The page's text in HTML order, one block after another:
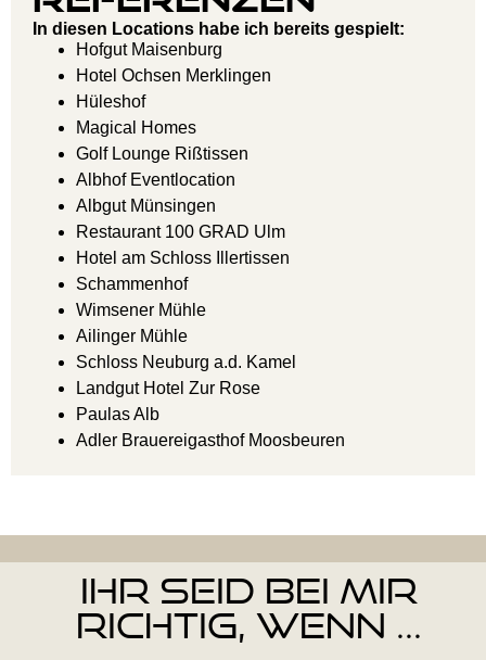
In diesen Locations habe ich bereits gespielt:
Hofgut Maisenburg
Hotel Ochsen Merklingen
Hüleshof
Magical Homes
Golf Lounge Rißtissen
Albhof Eventlocation
Albgut Münsingen
Restaurant 100 GRAD Ulm
Hotel am Schloss Illertissen
Schammenhof
Wimsener Mühle
Ailinger Mühle
Schloss Neuburg a.d. Kamel
Landgut Hotel Zur Rose
Paulas Alb
Adler Brauereigasthof Moosbeuren
Ihr seid bei mir
richtig, wenn ...